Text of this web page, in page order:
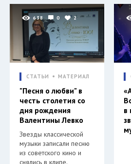
638 0 2
СТАТЬИ МАТЕРИАЛ
"Песня о любви" в
честь столетия со
дня рождения
Валентины Левко
Звезды классической
музыки записали песню
из советского кино и
снялись в клипе.
в